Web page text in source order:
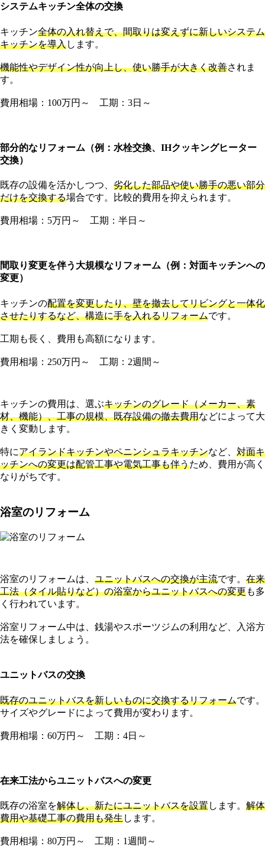
システムキッチン全体の交換
キッチン全体の入れ替えで、間取りは変えずに新しいシステム
キッチンを導入します。
機能性やデザイン性が向上し、使い勝手が大きく改善されま
す。
費用相場：100万円～ 工期：3日～
部分的なリフォーム（例：水栓交換、IHクッキングヒーター
交換）
既存の設備を活かしつつ、 劣化した部品や使い勝手の悪い部分
だけを交換する場合です。比較的費用を抑えられます。
費用相場：5万円～ 工期：半日～
間取り変更を伴う大規模なリフォーム（例：対面キッチンへの
変更）
キッチンの配置を変更したり、壁を撤去してリビングと一体化
させたりするなど、構造に手を入れるリフォームです。
工期も長く、費用も高額になります。
費用相場：250万円～ 工期：2週間～
キッチンの費用は、選ぶキッチンのグレード（メーカー、素
材、機能）、工事の規模、既存設備の撤去費用などによって大
きく変動します。
特にアイランドキッチンやペニンシュラキッチンなど、 対面キ
ッチンへの変更は配管工事や電気工事も伴うため、費用が高く
なりがちです。
浴室のリフォーム
浴室のリフォームは、 ユニットバスへの交換が主流です。 在来
工法（タイル貼りなど）の浴室からユニットバスへの変更も多
く行われています。
浴室リフォーム中は、銭湯やスポーツジムの利用など、入浴方
法を確保しましょう。
ユニットバスの交換
既存のユニットバスを新しいものに交換するリフォームです。
サイズやグレードによって費用が変わります。
費用相場：60万円～ 工期：4日～
在来工法からユニットバスへの変更
既存の浴室を解体し、新たにユニットバスを設置します。 解体
費用や基礎工事の費用も発生します。
費用相場：80万円～ 工期：1週間～